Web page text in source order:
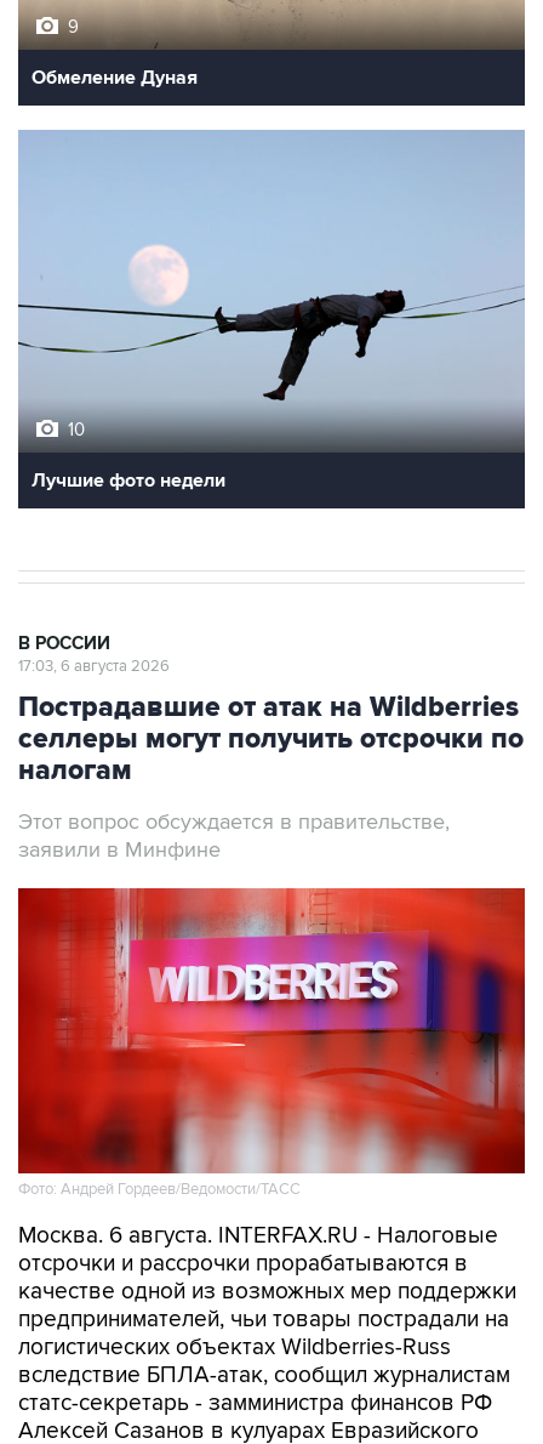
9
Обмеление Дуная
10
Лучшие фото недели
В РОССИИ
17:03, 6 августа 2026
Пострадавшие от атак на Wildberries
селлеры могут получить отсрочки по
налогам
Этот вопрос обсуждается в правительстве,
заявили в Минфине
Фото: Андрей Гордеев/Ведомости/ТАСС
Москва. 6 августа. INTERFAX.RU - Налоговые
отсрочки и рассрочки прорабатываются в
качестве одной из возможных мер поддержки
предпринимателей, чьи товары пострадали на
логистических объектах Wildberries-Russ
вследствие БПЛА-атак, сообщил журналистам
статс-секретарь - замминистра финансов РФ
Алексей Сазанов в кулуарах Евразийского